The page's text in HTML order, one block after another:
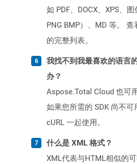
如 PDF、DOCX、XPS、图
PNG BMP）、MD 等。 查
的完整列表。
我找不到我最喜欢的语言
办？
Aspose.Total Cloud 也可
如果您所需的 SDK 尚不
cURL 一起使用。
什么是 XML 格式？
XML代表与HTML相似的